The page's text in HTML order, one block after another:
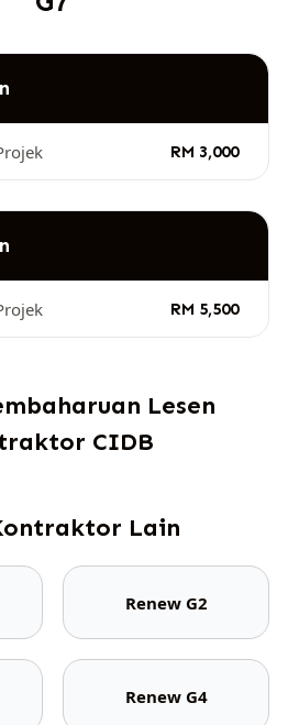
RM 3,000
RM 5,500
Lesen
CIDB
Lain
Renew G2
Renew G4